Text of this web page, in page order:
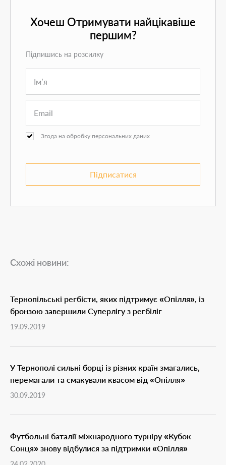
Хочеш Отримувати найцікавіше
першим?
Підпишись на розсилку
Згода на обробку персональних даних
Підписатися
Схожі новини:
Тернопільські регбісти, якиx підтримує «Опілля», із
бронзою завершили Суперлігу з регбіліг
19.09.2019
У Тернополі сильні борці із різних країн змагались,
перемагали та смакували квасом від «Опілля»
30.09.2019
Футбольні баталії міжнародного турніру «Кубок
Сонця» знову відбулися за підтримки «Опілля»